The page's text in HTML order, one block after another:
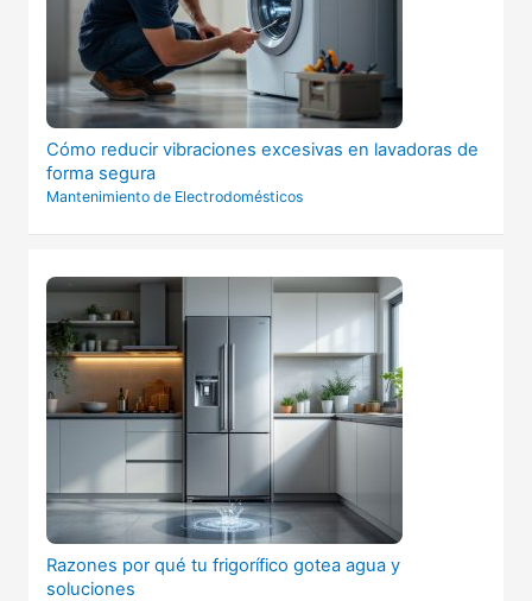
Cómo reducir vibraciones excesivas en lavadoras de
forma segura
Mantenimiento de Electrodomésticos
Razones por qué tu frigorífico gotea agua y
soluciones